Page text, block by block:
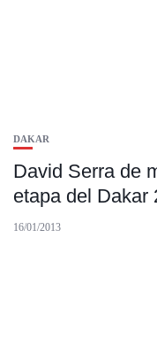
DAKAR
David Serra de
etapa del Dakar
16/01/2013